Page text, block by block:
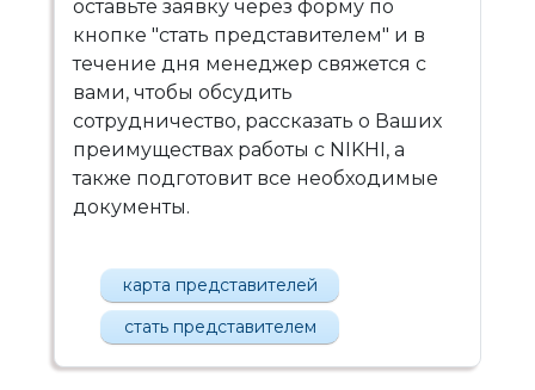
оставьте заявку через форму по
кнопке "стать представителем" и в
течение дня менеджер свяжется с
вами, чтобы обсудить
сотрудничество, рассказать о Ваших
преимуществах работы с NIKHI, а
также подготовит все необходимые
документы.
карта представителей
стать представителем